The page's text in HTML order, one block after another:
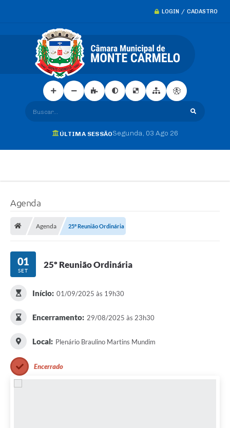
LOGIN / CADASTRO
Buscar...
ÚLTIMA SESSÃOSegunda 03 Ago 26
Agenda
Agenda 25º Reunião Ordinária
01
SET
25º Reunião Ordinária
Início: 01/09/2025 às 19h30
Encerramento: 29/08/2025 às 23h30
Local: Plenário Braulino Martins Mundim
Encerrado